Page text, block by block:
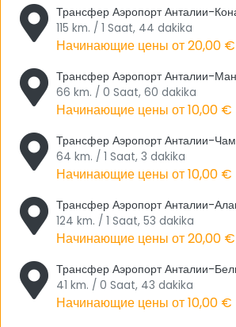
компанию Tourwix, ведущую в сфере
Аэропорта Анталии.
Трансфер Аэропорт Анталии-
115 km. / 1 Saat, 44 dakika
Начинающие цены от20,00 €
Трансфер Аэропорт Анталии-
66 km. / 0 Saat, 60 dakika
Начинающие цены от10,00 €
Трансфер Аэропорт Анталии-
64 km. / 1 Saat, 3 dakika
Начинающие цены от10,00 €
Трансфер Аэропорт Анталии-
124 km. / 1 Saat, 53 dakika
Начинающие цены от20,00 €
Трансфер Аэропорт Анталии-
41 km. / 0 Saat, 43 dakika
Начинающие цены от10,00 €